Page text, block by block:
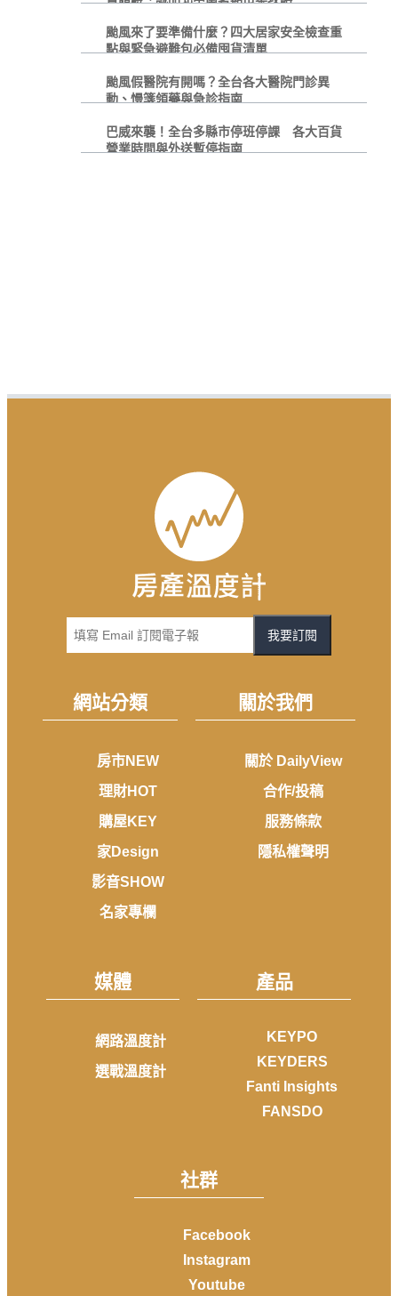
颱風來了要準備什麼？四大居家安全檢查重
點與緊急避難包必備囤貨清單
颱風假醫院有開嗎？全台各大醫院門診異
動、慢箋領藥與急診指南
巴威來襲！全台多縣市停班停課 各大百貨
營業時間與外送暫停指南
我要訂閱
網站分類
房市NEW
理財HOT
購屋KEY
家Design
影音SHOW
名家專欄
關於我們
關於 DailyView
合作/投稿
服務條款
隱私權聲明
媒體
網路溫度計
選戰溫度計
產品
KEYPO
KEYDERS
Fanti Insights
FANSDO
社群
Facebook
Instagram
Youtube